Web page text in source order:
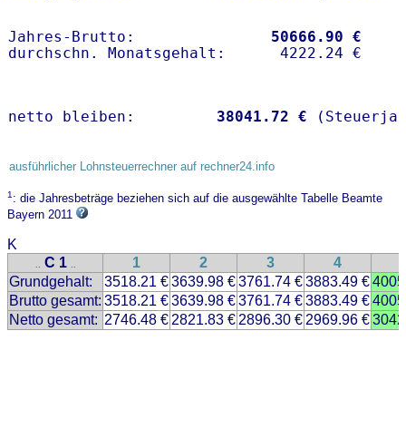
Jahres-Brutto: 50666.90 €
netto bleiben: 38041.72 €
ausführlicher Lohnsteuerrechner auf rechner24.info
1: die Jahresbeträge beziehen sich auf die ausgewählte Tabelle Beamte
Bayern 2011
K
.. C 1 .. 1 2 3 4
Grundgehalt:
3518.21 €3639.98 €3761.74 €3883.49 €
Brutto gesamt: 3518.21 €3639.98 €3761.74 €3883.49 €
Netto gesamt: 2746.48 € 2821.83 € 2896.30 € 2969.96 €